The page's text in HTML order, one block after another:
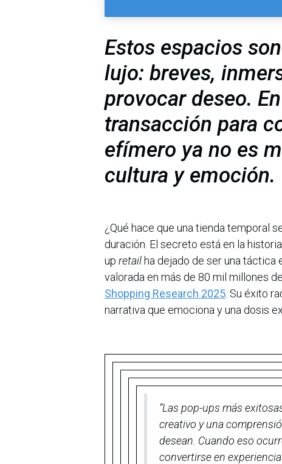
Estos espacios
lujo: breves,
provocar deseo.
transacción para
efímero ya no es
cultura y emoción.
¿Qué hace que una tienda temporal
duración. El secreto está en la
up retail ha dejado de ser una táctica
valorada en más de 80 mil millones
Shopping Research 2025 . Su éxito
narrativa que emociona y una dosis
“Las pop-ups más
creativo y una
desean. Cuando eso
convertirse en